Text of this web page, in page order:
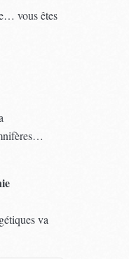
vous êtes
va